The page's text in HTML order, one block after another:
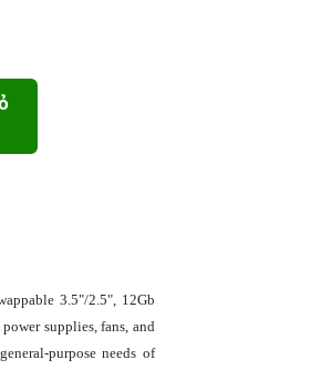
3.5"/2.5", 12Gb
supplies, fans, and
purpose needs of